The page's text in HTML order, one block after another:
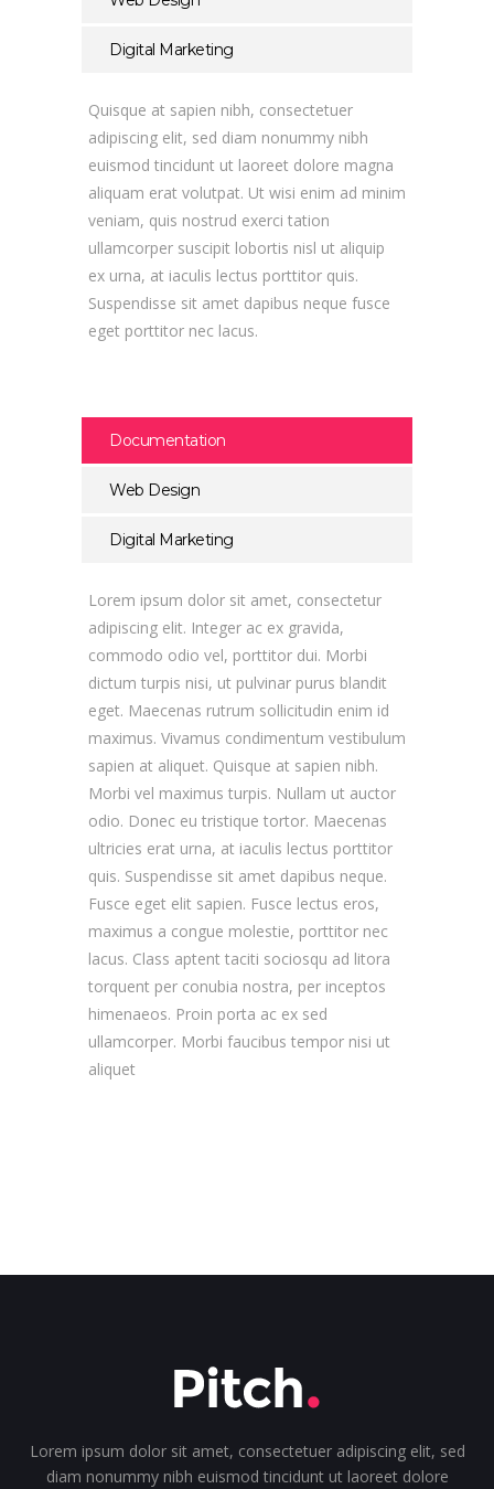
Digital Marketing
Quisque at sapien nibh, consectetuer
adipiscing elit, sed diam nonummy nibh
euismod tincidunt ut laoreet dolore magna
aliquam erat volutpat. Ut wisi enim ad minim
veniam, quis nostrud exerci tation
ullamcorper suscipit lobortis nisl ut aliquip
ex urna, at iaculis lectus porttitor quis.
Suspendisse sit amet dapibus neque fusce
eget porttitor nec lacus.
Documentation
Web Design
Digital Marketing
Lorem ipsum dolor sit amet, consectetur
adipiscing elit. Integer ac ex gravida,
commodo odio vel, porttitor dui. Morbi
dictum turpis nisi, ut pulvinar purus blandit
eget. Maecenas rutrum sollicitudin enim id
maximus. Vivamus condimentum vestibulum
sapien at aliquet. Quisque at sapien nibh.
Morbi vel maximus turpis. Nullam ut auctor
odio. Donec eu tristique tortor. Maecenas
ultricies erat urna, at iaculis lectus porttitor
quis. Suspendisse sit amet dapibus neque.
Fusce eget elit sapien. Fusce lectus eros,
maximus a congue molestie, porttitor nec
lacus. Class aptent taciti sociosqu ad litora
torquent per conubia nostra, per inceptos
himenaeos. Proin porta ac ex sed
ullamcorper. Morbi faucibus tempor nisi ut
aliquet
Lorem ipsum dolor sit amet, consectetuer adipiscing elit, sed
diam nonummy nibh euismod tincidunt ut laoreet dolore